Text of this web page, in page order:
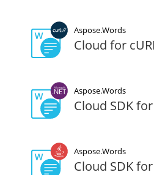
Aspose.Words
Cloud for
Aspose.Words
Cloud SDK
Aspose.Words
Cloud SDK for